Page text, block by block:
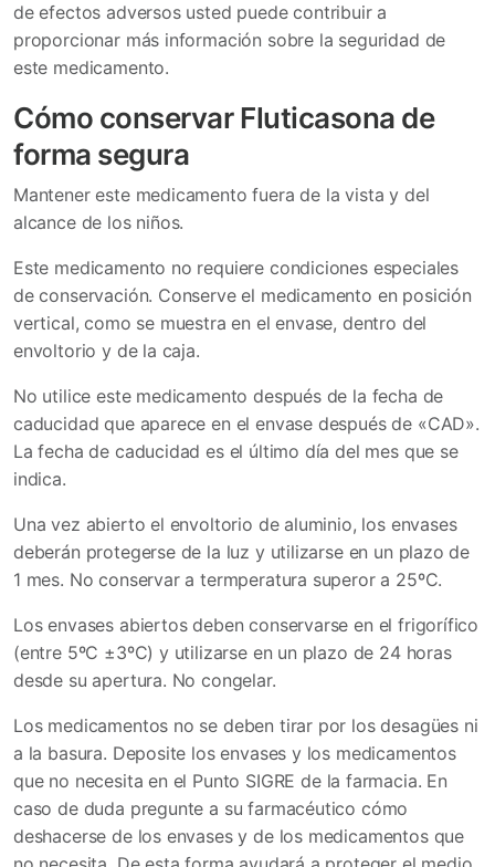
de efectos adversos usted puede contribuir a
proporcionar más información sobre la seguridad de
este medicamento.
Cómo conservar Fluticasona de
forma segura
Mantener este medicamento fuera de la vista y del
alcance de los niños.
Este medicamento no requiere condiciones especiales
de conservación. Conserve el medicamento en posición
vertical, como se muestra en el envase, dentro del
envoltorio y de la caja.
No utilice este medicamento después de la fecha de
caducidad que aparece en el envase después de «CAD».
La fecha de caducidad es el último día del mes que se
indica.
Una vez abierto el envoltorio de aluminio, los envases
deberán protegerse de la luz y utilizarse en un plazo de
1 mes. No conservar a termperatura superor a 25ºC.
Los envases abiertos deben conservarse en el frigorífico
(entre 5ºC ±3ºC) y utilizarse en un plazo de 24 horas
desde su apertura. No congelar.
Los medicamentos no se deben tirar por los desagües ni
a la basura. Deposite los envases y los medicamentos
que no necesita en el Punto SIGRE de la farmacia. En
caso de duda pregunte a su farmacéutico cómo
deshacerse de los envases y de los medicamentos que